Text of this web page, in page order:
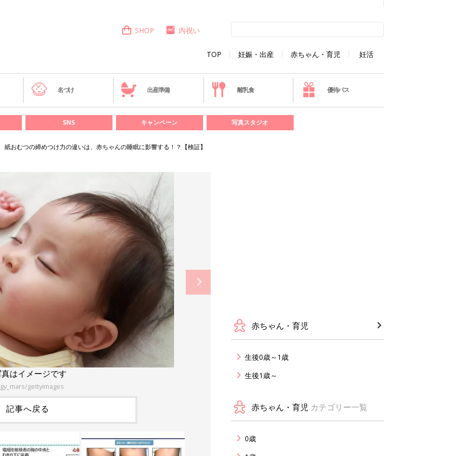
TOP 妊娠・出産 赤ちゃん・育児 妊活
SHOP 内祝い
名づけ 出産準備 離乳食 優待パス
SNS キャンペーン 写真スタジオ
紙おむつの締めつけ力の違いは、赤ちゃんの睡眠に影響する！？【検証】
はイメージです
gettyimages
記事へ戻る
赤ちゃん・育児
生後0歳～1歳
生後1歳～
赤ちゃん・育児 カテゴリー一覧
0歳